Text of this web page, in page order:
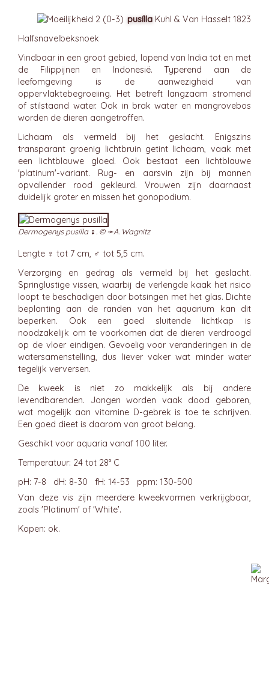
pusílla Kuhl & Van Hasselt 1823
Halfsnavelbeksnoek
Vindbaar in een groot gebied, lopend van India tot en met
de Filippijnen en Indonesië. Typerend aan de
leefomgeving is de aanwezigheid van
oppervlaktebegroeiing. Het betreft langzaam stromend
of stilstaand water. Ook in brak water en mangrovebos
worden de dieren aangetroffen.
Lichaam als vermeld bij het geslacht. Enigszins
transparant groenig lichtbruin getint lichaam, vaak met
een lichtblauwe gloed. Ook bestaat een lichtblauwe
'platinum'-variant. Rug- en aarsvin zijn bij mannen
opvallender rood gekleurd. Vrouwen zijn daarnaast
duidelijk groter en missen het gonopodium.
Dermogenys pusilla ♀. © ➛A. Wagnitz
Lengte ♀ tot 7 cm, ♂ tot 5,5 cm.
Verzorging en gedrag als vermeld bij het geslacht.
Springlustige vissen, waarbij de verlengde kaak het risico
loopt te beschadigen door botsingen met het glas. Dichte
beplanting aan de randen van het aquarium kan dit
beperken. Ook een goed sluitende lichtkap is
noodzakelijk om te voorkomen dat de dieren verdroogd
op de vloer eindigen. Gevoelig voor veranderingen in de
watersamenstelling, dus liever vaker wat minder water
tegelijk verversen.
De kweek is niet zo makkelijk als bij andere
levendbarenden. Jongen worden vaak dood geboren,
wat mogelijk aan vitamine D-gebrek is toe te schrijven.
Een goed dieet is daarom van groot belang.
Geschikt voor aquaria vanaf 100 liter.
Temperatuur: 24 tot 28° C
pH: 7-8 dH: 8-30 fH: 14-53 ppm: 130-500
Van deze vis zijn meerdere kweekvormen verkrijgbaar,
zoals 'Platinum' of 'White'.
Kopen: ok.